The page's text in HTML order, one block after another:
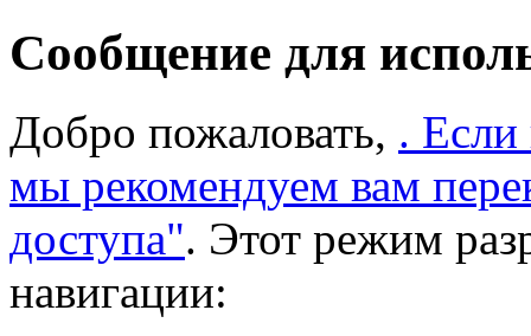
Сообщение для
Добро пожаловать, . Если
мы рекомендуем вам
доступа". Этот режим
навигации: